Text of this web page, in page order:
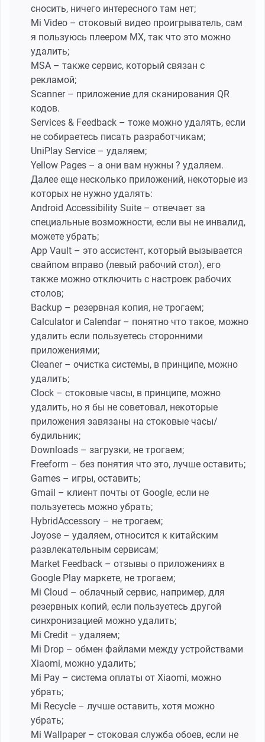
сносить, ничего интересного там нет;
Mi Video – стоковый видео проигрыватель, сам
я пользуюсь плеером MX, так что это можно
удалить;
MSA – также сервис, который связан с
рекламой;
Scanner – приложение для сканирования QR
кодов.
Services & Feedback – тоже можно удалять, если
не собираетесь писать разработчикам;
UniPlay Service – удаляем;
Yellow Pages – а они вам нужны ? удаляем.
Далее еще несколько приложений, некоторые из
которых не нужно удалять:
Android Accessibility Suite – отвечает за
специальные возможности, если вы не инвалид,
можете убрать;
App Vault – это ассистент, который вызывается
свайпом вправо (левый рабочий стол), его
также можно отключить с настроек рабочих
столов;
Backup – резервная копия, не трогаем;
Calculator и Calendar – понятно что такое, можно
удалить если пользуетесь сторонними
приложениями;
Cleaner – очистка системы, в принципе, можно
удалить;
Clock – стоковые часы, в принципе, можно
удалить, но я бы не советовал, некоторые
приложения завязаны на стоковые часы/
будильник;
Downloads – загрузки, не трогаем;
Freeform – без понятия что это, лучше оставить;
Games – игры, оставить;
Gmail – клиент почты от Google, если не
пользуетесь можно убрать;
HybridAccessory – не трогаем;
Joyose – удаляем, относится к китайским
развлекательным сервисам;
Market Feedback – отзывы о приложениях в
Google Play маркете, не трогаем;
Mi Cloud – облачный сервис, например, для
резервных копий, если пользуетесь другой
синхронизацией можно удалить;
Mi Credit – удаляем;
Mi Drop – обмен файлами между устройствами
Xiaomi, можно удалить;
Mi Pay – система оплаты от Xiaomi, можно
убрать;
Mi Recycle – лучше оставить, хотя можно
убрать;
Mi Wallpaper – стоковая служба обоев, если не